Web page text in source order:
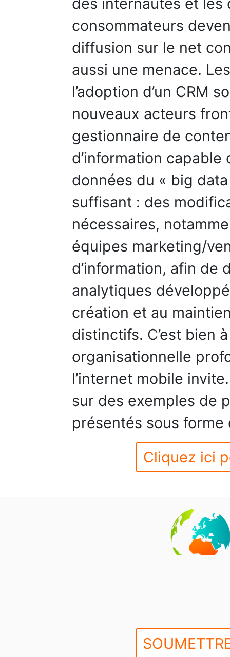
consommateurs
diffusion sur le net
aussi une menace.
l’adoption d’un CRM
nouveaux acteurs
gestionnaire de
d’information capable
données du « big
suffisant : des
nécessaires,
équipes marketing/
d’information, afin de
analytiques
création et au
distinctifs. C’est bien
organisationnelle
l’internet mobile
sur des exemples de
présentés sous forme
Cliquez ici